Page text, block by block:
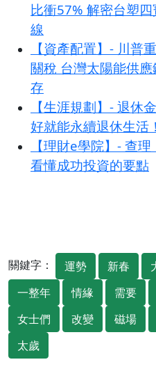
比衝57% 解密台塑
線
【資產配置】- 川普
關稅 台灣太陽能供
存
【生涯規劃】- 退休
好就能永續退休生活！
【理財e學院】- 查
看懂成功投資的要點
關鍵字： 運勢 新春
一整年
情緣 需要
女士們
改變 磁場
太歲